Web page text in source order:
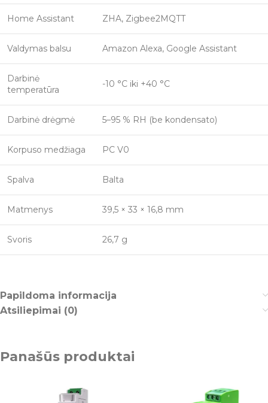
Home Assistant ZHA, Zigbee2MQTT
Valdymas balsu Amazon Alexa, Google Assistant
Darbinė
temperatūra
-10 °C iki +40 °C
Darbinė drėgmė 5–95 % RH (be kondensato)
Korpuso medžiaga PC V0
Spalva Balta
Matmenys 39,5 × 33 × 16,8 mm
Svoris 26,7 g
Papildoma informacija
Atsiliepimai (0)
Panašūs produktai